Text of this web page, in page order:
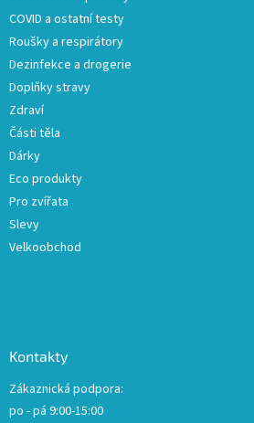
COVID a ostatní testy
Roušky a respirátory
Dezinfekce a drogerie
Doplňky stravy
Zdraví
Části těla
Dárky
Eco produkty
Pro zvířata
Slevy
Velkoobchod
Kontakty
Zákaznická podpora:
po - pá 9:00-15:00